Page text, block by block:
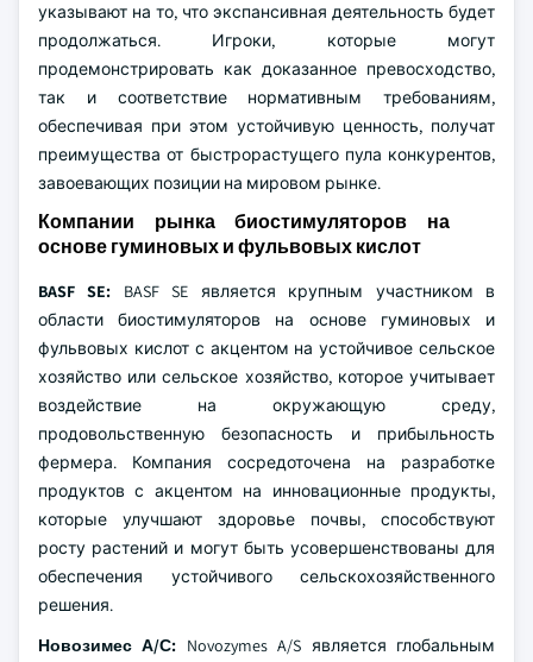
указывают на то, что экспансивная деятельность будет
продолжаться. Игроки, которые могут
продемонстрировать как доказанное превосходство,
так и соответствие нормативным требованиям,
обеспечивая при этом устойчивую ценность, получат
преимущества от быстрорастущего пула конкурентов,
завоевающих позиции на мировом рынке.
Компании рынка биостимуляторов на
основе гуминовых и фульвовых кислот
BASF SE: BASF SE является крупным участником в
области биостимуляторов на основе гуминовых и
фульвовых кислот с акцентом на устойчивое сельское
хозяйство или сельское хозяйство, которое учитывает
воздействие на окружающую среду,
продовольственную безопасность и прибыльность
фермера. Компания сосредоточена на разработке
продуктов с акцентом на инновационные продукты,
которые улучшают здоровье почвы, способствуют
росту растений и могут быть усовершенствованы для
обеспечения устойчивого сельскохозяйственного
решения.
Новозимес А/С: Novozymes A/S является глобальным